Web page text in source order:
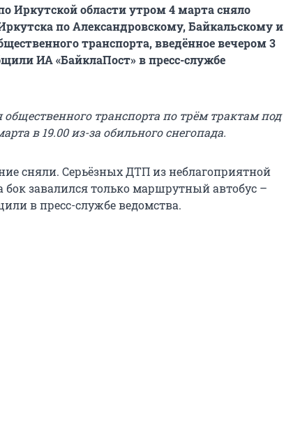
Иркутской области утром 4 марта сняло
по Александровскому, Байкальскому и
транспорта, введённое вечером 3
ИА «БайклаПост» в пресс-службе
транспорта по трём трактам под
в 19.00 из-за обильного снегопада.
сняли. Серьёзных ДТП из неблагоприятной
завалился только маршрутный автобус –
в пресс-службе ведомства.